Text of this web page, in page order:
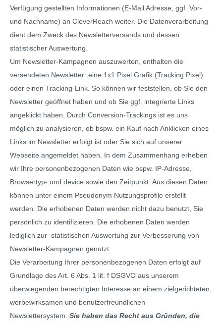
Verfügung gestellten Informationen (E-Mail Adresse, ggf. Vor-
und Nachname) an CleverReach weiter. Die Datenverarbeitung
dient dem Zweck des Newsletterversands und dessen
statistischer Auswertung.
Um Newsletter-Kampagnen auszuwerten, enthalten die
versendeten Newsletter eine 1x1 Pixel Grafik (Tracking Pixel)
oder einen Tracking-Link. So können wir feststellen, ob Sie den
Newsletter geöffnet haben und ob Sie ggf. integrierte Links
angeklickt haben. Durch Conversion-Trackings ist es uns
möglich zu analysieren, ob bspw. ein Kauf nach Anklicken eines
Links im Newsletter erfolgt ist oder Sie sich auf unserer
Webseite angemeldet haben. In dem Zusammenhang erheben
wir Ihre personenbezogenen Daten wie bspw. IP-Adresse,
Browsertyp- und device sowie den Zeitpunkt. Aus diesen Daten
können unter einem Pseudonym Nutzungsprofile erstellt
werden. Die erhobenen Daten werden nicht dazu benutzt, Sie
persönlich zu identifizieren. Die erhobenen Daten werden
lediglich zur statistischen Auswertung zur Verbesserung von
Newsletter-Kampagnen genutzt.
Die Verarbeitung Ihrer personenbezogenen Daten erfolgt auf
Grundlage des Art. 6 Abs. 1 lit. f DSGVO aus unserem
überwiegenden berechtigten Interesse an einem zielgerichteten,
werbewirksamen und benutzerfreundlichen
Newslettersystem. Sie haben das Recht aus Gründen, die